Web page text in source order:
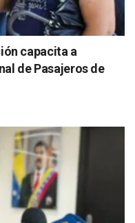
capacita a
de Pasajeros de